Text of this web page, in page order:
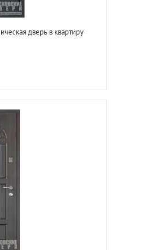
дверь в квартиру